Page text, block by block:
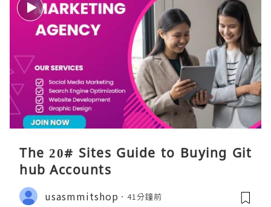
The 20# Sites Guide to Buying Git
hub Accounts
usasmmitshop 41分鐘前